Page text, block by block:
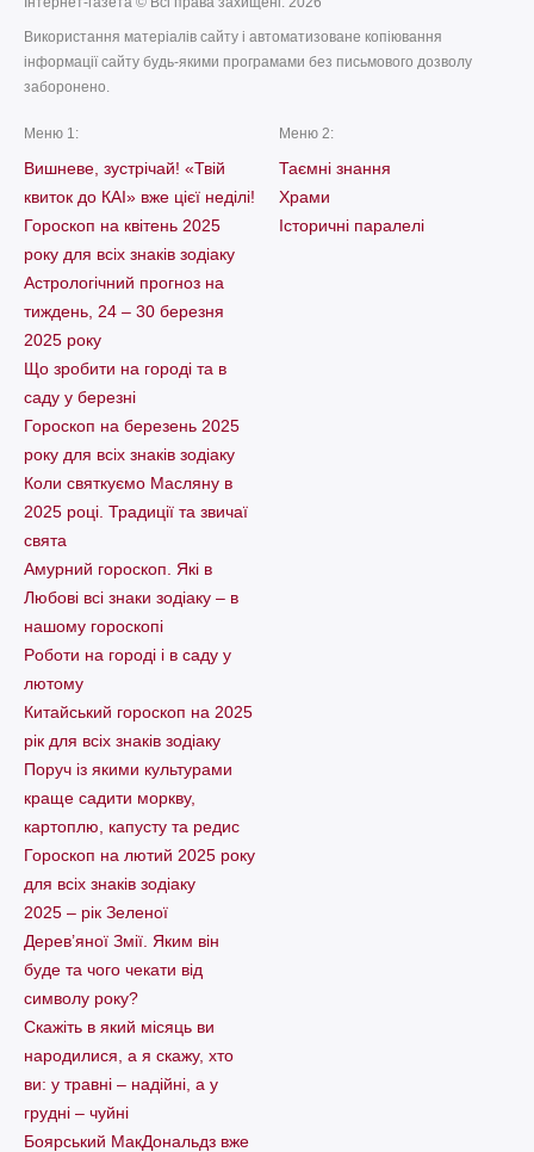
Використання матеріалів сайту і автоматизоване копіювання
інформації сайту будь-якими програмами без письмового дозволу
заборонено.
Меню 1:
Вишневе, зустрічай! «Твій
квиток до КАІ» вже цієї неділі!
Гороскоп на квітень 2025
року для всіх знаків зодіаку
Астрологічний прогноз на
тиждень, 24 – 30 березня
2025 року
Що зробити на городі та в
саду у березні
Гороскоп на березень 2025
року для всіх знаків зодіаку
Коли святкуємо Масляну в
2025 році. Традиції та звичаї
свята
Амурний гороскоп. Які в
Любові всі знаки зодіаку – в
нашому гороскопі
Pоботи на городі і в саду у
лютому
Китайський гороскоп на 2025
рік для всіх знаків зодіаку
Поруч із якими культурами
краще садити моркву,
картоплю, капусту та редис
Гороскоп на лютий 2025 року
для всіх знаків зодіаку
2025 – рік Зеленої
Дерев’яної Змії. Яким він
буде та чого чекати від
символу року?
Скажіть в який місяць ви
народилися, а я скажу, хто
ви: у травні – надійні, а у
грудні – чуйні
Боярський МакДональдз вже
Меню 2:
Таємні знання
Храми
Історичні паралелі